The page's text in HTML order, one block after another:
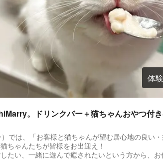
体
。ドリンクバー＋猫ちゃんおやつ付
では、「お客様と猫ちゃんが望む居心地の良い
ちゃんたちが皆様をお出迎え！
たい、一緒に遊んで癒されたいという方から、